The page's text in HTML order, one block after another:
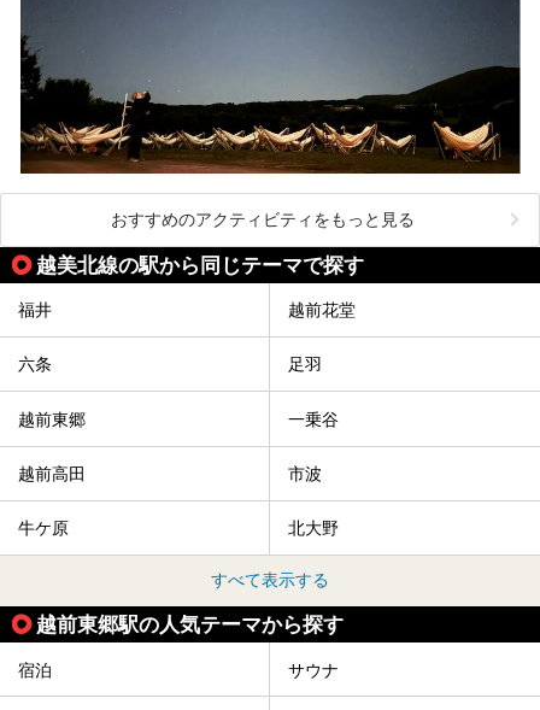
おすすめのアクティビティをもっと見る
越美北線の駅から同じテーマで探す
福井 越前花堂
六条 足羽
越前東郷 一乗谷
越前高田 市波
牛ケ原 北大野
すべて表示する
越前東郷駅の人気テーマから探す
宿泊 サウナ